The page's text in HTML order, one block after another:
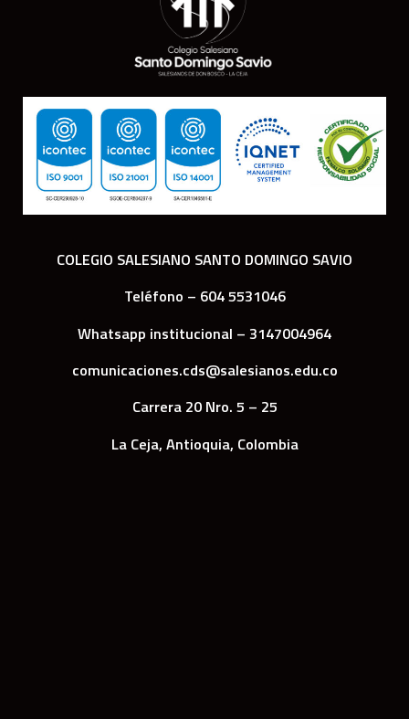
COLEGIO SALESIANO SANTO DOMINGO SAVIO
Teléfono – 604 5531046
Whatsapp institucional – 3147004964
comunicaciones.cds@salesianos.edu.co
Carrera 20 Nro. 5 – 25
La Ceja, Antioquia, Colombia